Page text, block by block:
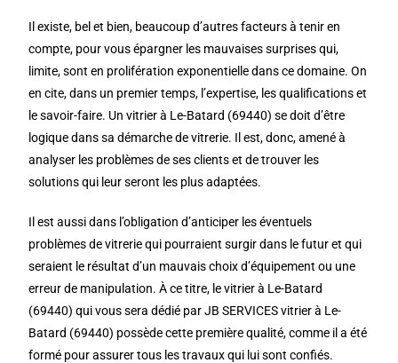
Il existe, bel et bien, beaucoup d’autres facteurs à tenir en
compte, pour vous épargner les mauvaises surprises qui,
limite, sont en prolifération exponentielle dans ce domaine. On
en cite, dans un premier temps, l’expertise, les qualifications et
le savoir-faire. Un vitrier à Le-Batard (69440) se doit d’être
logique dans sa démarche de vitrerie. Il est, donc, amené à
analyser les problèmes de ses clients et de trouver les
solutions qui leur seront les plus adaptées.
Il est aussi dans l’obligation d’anticiper les éventuels
problèmes de vitrerie qui pourraient surgir dans le futur et qui
seraient le résultat d’un mauvais choix d’équipement ou une
erreur de manipulation. À ce titre, le vitrier à Le-Batard
(69440) qui vous sera dédié par JB SERVICES vitrier à Le-
Batard (69440) possède cette première qualité, comme il a été
formé pour assurer tous les travaux qui lui sont confiés.